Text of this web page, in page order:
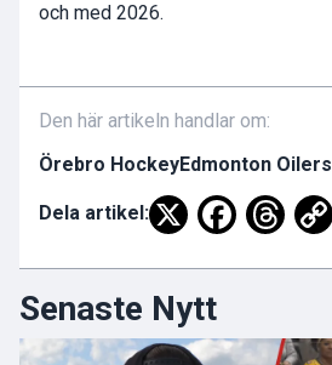
och med 2026.
Den här artikeln handlar om:
Örebro HockeyEdmonton Oilers
Dela artikel:
Senaste Nytt